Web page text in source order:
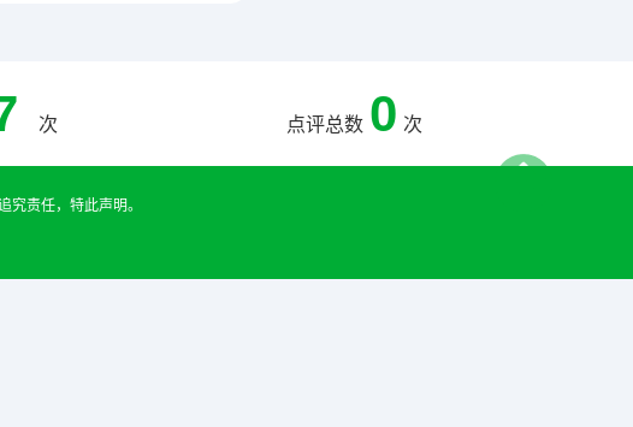
次 点评总数 0 次
责任，特此声明。